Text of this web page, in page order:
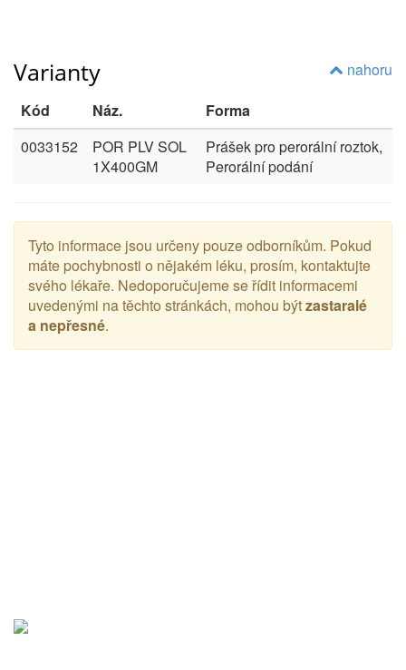
nahoru
Varianty
Kód Náz.
Forma
0033152
POR PLV SOL
1X400GM
Prášek pro perorální roztok,
Perorální podání
Tyto informace jsou určeny pouze odborníkům. Pokud
máte pochybnosti o nějakém léku, prosím, kontaktujte
svého lékaře. Nedoporučujeme se řídit informacemi
uvedenými na těchto stránkách, mohou býtzastaralé
a nepřesné.